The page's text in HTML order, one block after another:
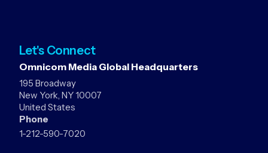
Let's Connect
Omnicom Media Global Headquarters
195 Broadway
New York, NY 10007
United States
Phone
1-212-590-7020